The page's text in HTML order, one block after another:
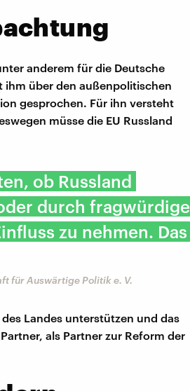
anderem für die Deutsche
ihm über den außenpolitischen
gesprochen. Für ihn versteht
müsse die EU Russland
ob Russland
durch fragwürdige
zu nehmen. Das
für Auswärtige Politik e. V.
Landes unterstützen und das
als Partner zur Reform der